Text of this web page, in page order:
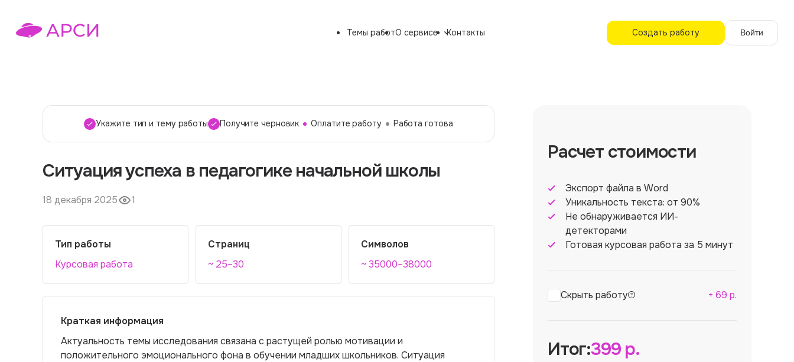
Темы работО сервисе Контакты Создать работу Войти
Укажите тип и тему работы Получите черновик Оплатите работу Работа готова
Ситуация успеха в педагогике начальной школы
18 декабря 2025 1
Тип работы
Курсовая работа
Страниц
~ 25–30
Символов
~ 35000–38000
Краткая информация
Актуальность темы исследования связана с растущей ролью мотивации и
положительного эмоционального фона в обучении младших школьников. Ситуация
Расчет стоимости
Экспорт файла в Word
Уникальность текста: от 90%
Не обнаруживается ИИ-
детекторами
Готовая курсовая работа за 5 минут
Скрыть работу + 69 р.
Итог:399р.